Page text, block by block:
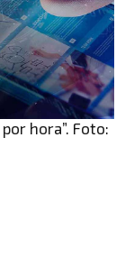
hora”. Foto: